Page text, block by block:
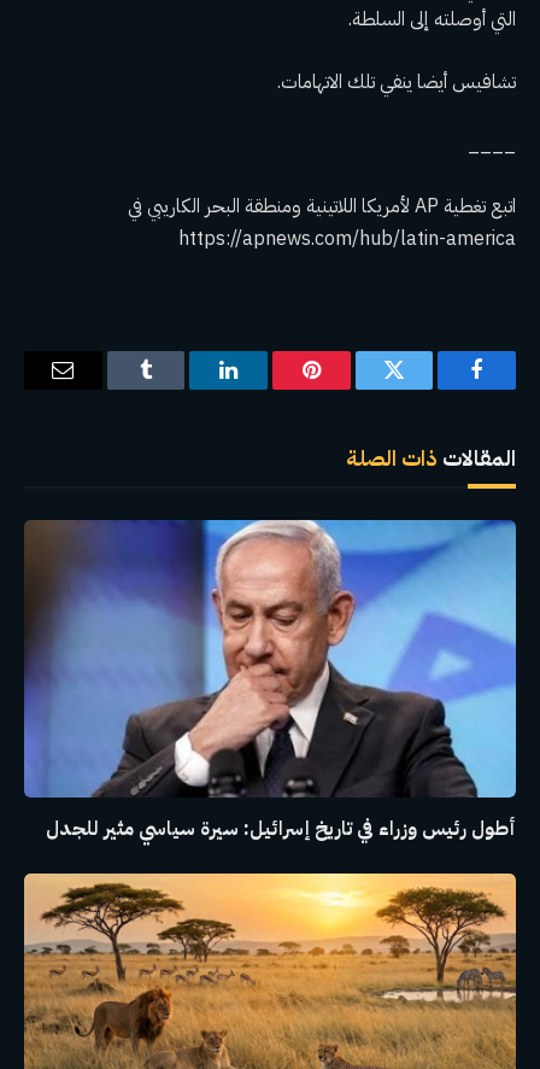
التي أوصلته إلى السلطة.
تشافيس أيضا ينفي تلك الاتهامات.
اتبع تغطية AP لأمريكا اللاتينية ومنطقة البحر الكاريبي في
https://apnews.com/hub/latin-america
فيسبوك تويتر بينتيريستلينكدإن Tumblr
البريد
المقالات ذات الصلة
أطول رئيس وزراء في تاريخ إسرائيل: سيرة سياسي مثير للجدل